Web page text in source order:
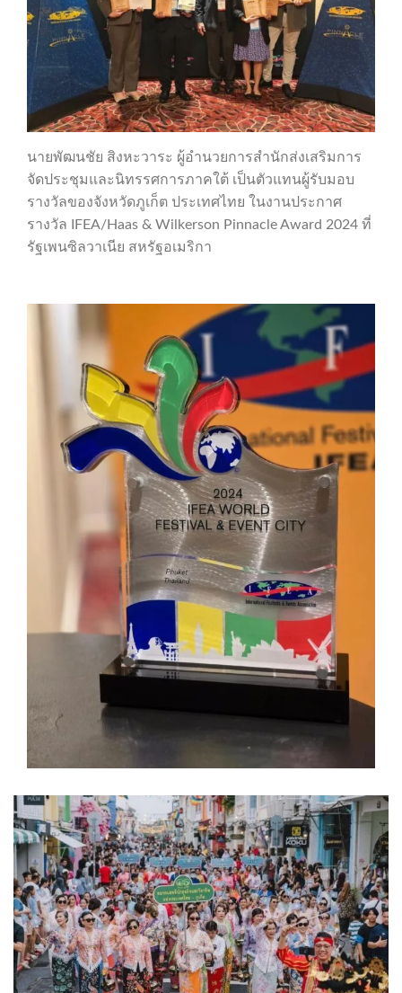
นายพัฒนชัย สิงหะวาระ ผู้อำนวยการสำนักส่งเสริมการ
จัดประชุมและนิทรรศการภาคใต้ เป็นตัวแทนผู้รับมอบ
รางวัลของจังหวัดภูเก็ต ประเทศไทย ในงานประกาศ
รางวัล IFEA/Haas & Wilkerson Pinnacle Award 2024 ที่
รัฐเพนซิลวาเนีย สหรัฐอเมริกา